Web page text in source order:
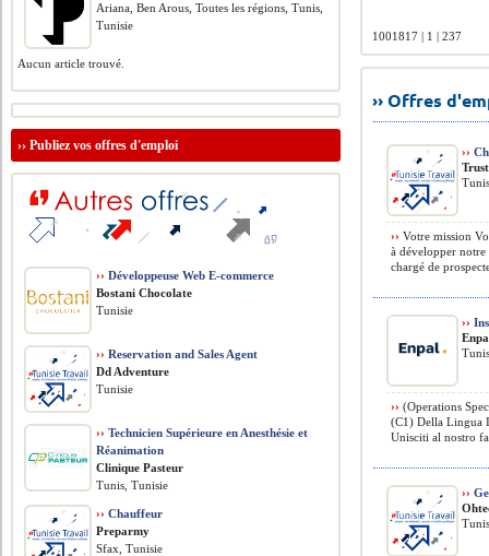
1001817 | 1 | 237
›› Offres
››
Trust
›› Votre mission
à développer
chargé de
››
›› (Operations
(C1) Della Lingua
Unisciti al nostro
››
Ariana, Ben Arous, Toutes les régions, Tunis,
Tunisie
Aucun article trouvé.
››Publiez vos offres d'emploi
›› Développeuse Web E-commerce
Bostani Chocolate
Tunisie
›› Reservation and Sales Agent
Dd Adventure
Tunisie
›› Technicien Supérieure en Anesthésie et
Réanimation
Clinique Pasteur
Tunis, Tunisie
›› Chauffeur
Preparmy
Sfax, Tunisie